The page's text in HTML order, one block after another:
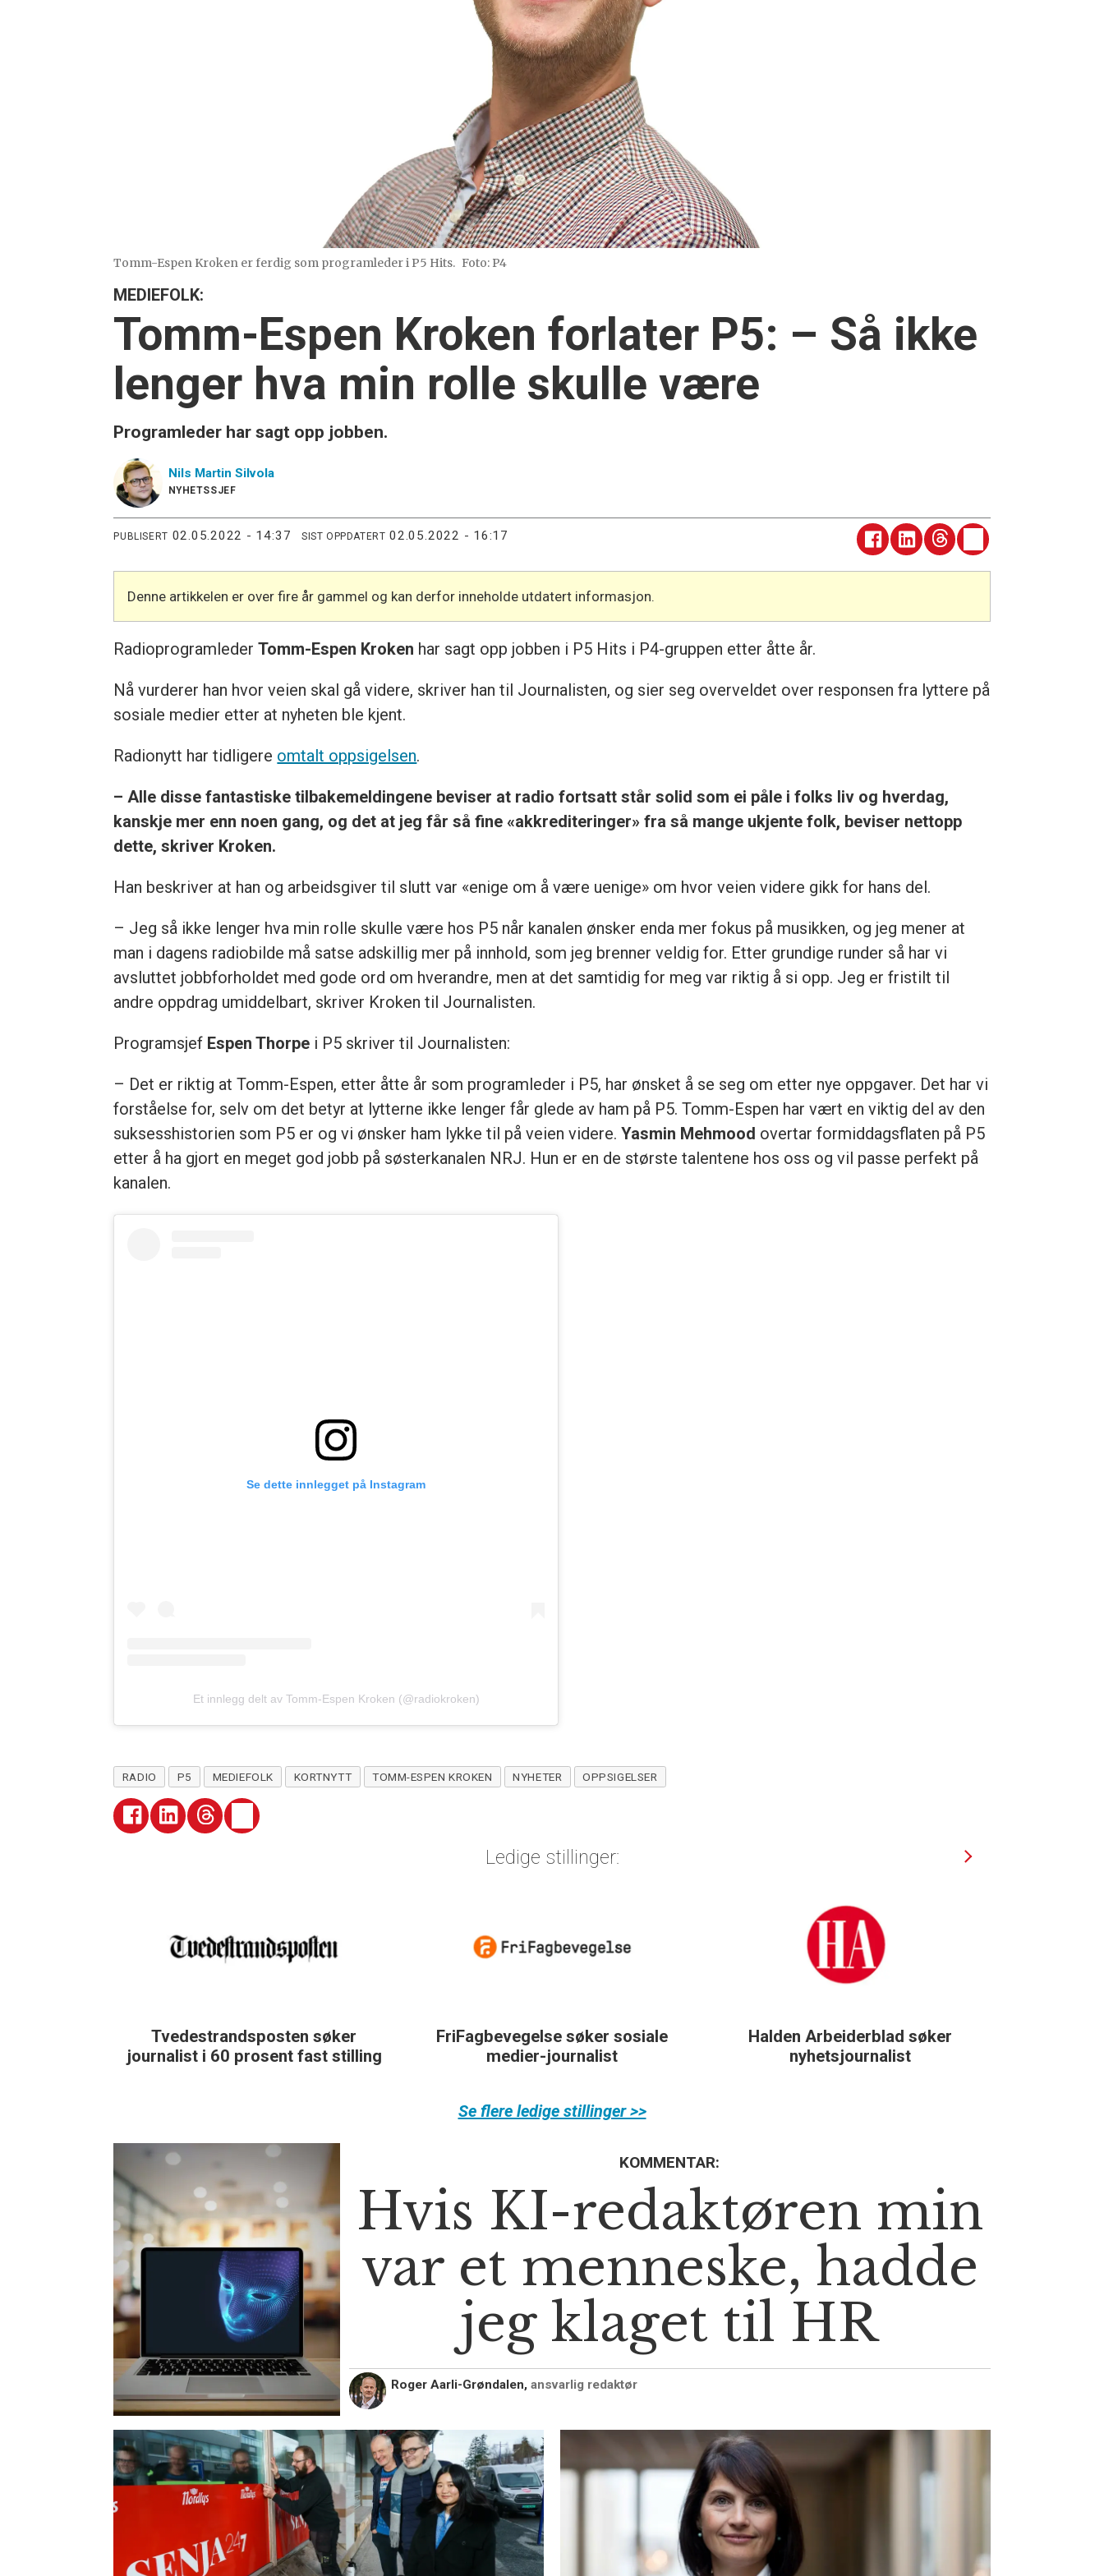
Tomm-Espen Kroken er ferdig som programleder i P5 Hits. Foto: P4
MEDIEFOLK:
Tomm-Espen Kroken forlater P5: – Så ikke
lenger hva min rolle skulle være
Programleder har sagt opp jobben.
Nils Martin Silvola
NYHETSSJEF
PUBLISERT 02.05.2022 - 14:37 SIST OPPDATERT 02.05.2022 - 16:17
Denne artikkelen er over fire år gammel og kan derfor inneholde utdatert informasjon.
RadioprogramlederTomm-Espen Kroken har sagt opp jobben i P5 Hits i P4-gruppen etter åtte år.
Nå vurderer han hvor veien skal gå videre, skriver han til Journalisten, og sier seg overveldet over responsen fra lyttere på
sosiale medier etter at nyheten ble kjent.
Radionytt har tidligere omtalt oppsigelsen.
– Alle disse fantastiske tilbakemeldingene beviser at radio fortsatt står solid som ei påle i folks liv og hverdag,
kanskje mer enn noen gang, og det at jeg får så fine «akkrediteringer» fra så mange ukjente folk, beviser nettopp
dette, skriver Kroken.
Han beskriver at han og arbeidsgiver til slutt var «enige om å være uenige» om hvor veien videre gikk for hans del.
– Jeg så ikke lenger hva min rolle skulle være hos P5 når kanalen ønsker enda mer fokus på musikken, og jeg mener at
man i dagens radiobilde må satse adskillig mer på innhold, som jeg brenner veldig for. Etter grundige runder så har vi
avsluttet jobbforholdet med gode ord om hverandre, men at det samtidig for meg var riktig å si opp. Jeg er fristilt til
andre oppdrag umiddelbart, skriver Kroken til Journalisten.
Programsjef Espen Thorpe i P5 skriver til Journalisten:
– Det er riktig at Tomm-Espen, etter åtte år som programleder i P5, har ønsket å se seg om etter nye oppgaver. Det har vi
forståelse for, selv om det betyr at lytterne ikke lenger får glede av ham på P5. Tomm-Espen har vært en viktig del av den
suksesshistorien som P5 er og vi ønsker ham lykke til på veien videre.Yasmin Mehmood overtar formiddagsflaten på P5
etter å ha gjort en meget god jobb på søsterkanalen NRJ. Hun er en de største talentene hos oss og vil passe perfekt på
kanalen.
Se dette innlegget på Instagram
Et innlegg delt av Tomm-Espen Kroken (@radiokroken)
RADIO P5 MEDIEFOLK KORTNYTT TOMM-ESPEN KROKEN NYHETER OPPSIGELSER
Ledige stillinger:
Tvedestrandsposten søker
journalist i 60 prosent fast stilling
FriFagbevegelse søker sosiale
medier-journalist
Halden Arbeiderblad søker
nyhetsjournalist
Se flere ledige stillinger >>
KOMMENTAR:
Hvis KI-redaktøren min
var et menneske, hadde
jeg klaget til HR
Roger Aarli-Grøndalen, ansvarlig redaktør